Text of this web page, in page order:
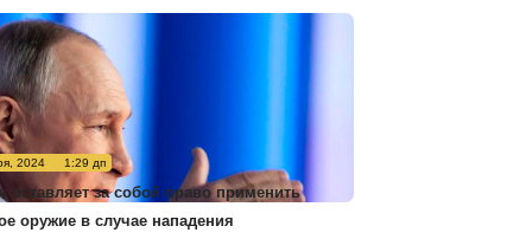
2024 1:29 дп
оставляет за собой право применить
оружие в случае нападения